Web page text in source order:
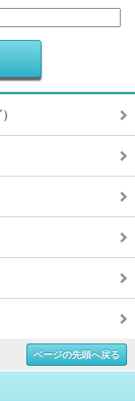
ページの先頭へ戻る